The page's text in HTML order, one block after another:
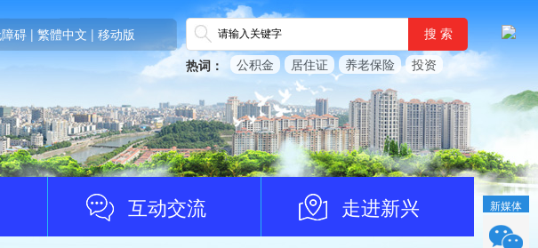
碍 | 繁體中文 | 移动版 搜 索
热词： 公积金 居住证 养老保险 投资
互动交流 走进新兴 新媒体